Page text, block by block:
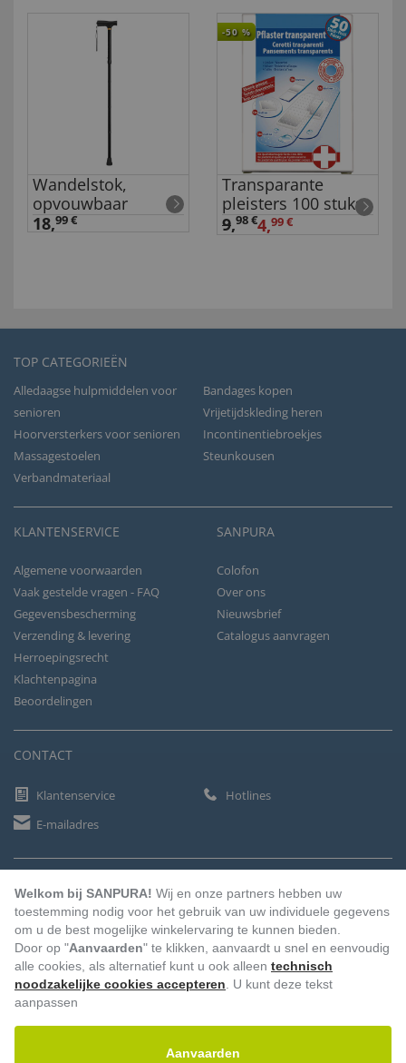
Wandelstok,
opvouwbaar
18,99 €
-50 %
Transparante
pleisters 100 stuks
9,98 €4,99 €
TOP CATEGORIEËN
Alledaagse hulpmiddelen voor
senioren
Bandages kopen
Vrijetijdskleding heren
Hoorversterkers voor senioren
Incontinentiebroekjes
Massagestoelen
Steunkousen
Verbandmateriaal
KLANTENSERVICE
Algemene voorwaarden
Vaak gestelde vragen - FAQ
Gegevensbescherming
Verzending & levering
Herroepingsrecht
Klachtenpagina
Beoordelingen
SANPURA
Colofon
Over ons
Nieuwsbrief
Catalogus aanvragen
CONTACT
Klantenservice
Hotlines
E-mailadres
Vooruitbetaling Factuur Automatische afschrijving
Welkom bij SANPURA! Wij en onze partners hebben uw
toestemming nodig voor het gebruik van uw individuele gegevens
om u de best mogelijke winkelervaring te kunnen bieden.
Door op "Aanvaarden" te klikken, aanvaardt u snel en eenvoudig
alle cookies, als alternatief kunt u ook alleen technisch
noodzakelijke cookies accepteren . U kunt deze tekst
aanpassen
Aanvaarden